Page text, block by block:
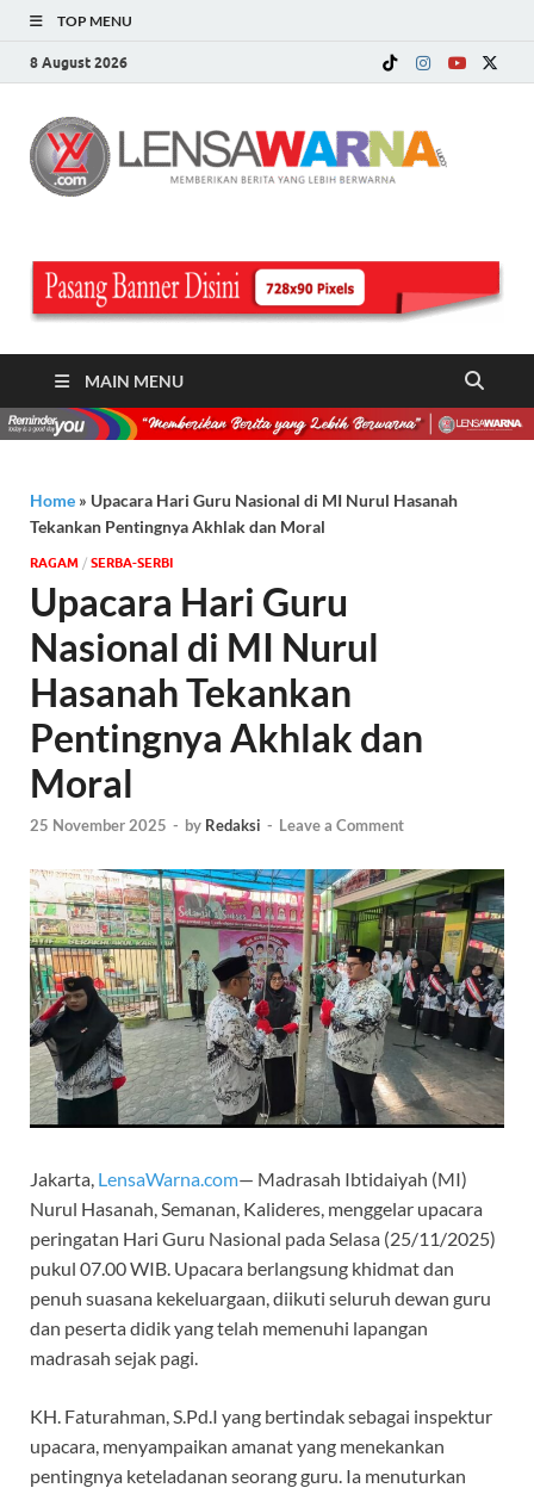
TOP MENU
8 August 2026
MAIN MENU
Home » Upacara Hari Guru Nasional di MI Nurul Hasanah
Tekankan Pentingnya Akhlak dan Moral
‎RAGAM / SERBA-SERBI
Upacara Hari Guru
Nasional di MI Nurul
Hasanah Tekankan
Pentingnya Akhlak dan
Moral
25 November 2025 - by Redaksi - Leave a Comment
Jakarta, LensaWarna.com— Madrasah Ibtidaiyah (MI)
Nurul Hasanah, Semanan, Kalideres, menggelar upacara
peringatan Hari Guru Nasional pada Selasa (25/11/2025)
pukul 07.00 WIB. Upacara berlangsung khidmat dan
penuh suasana kekeluargaan, diikuti seluruh dewan guru
dan peserta didik yang telah memenuhi lapangan
madrasah sejak pagi.
KH. Faturahman, S.Pd.I yang bertindak sebagai inspektur
upacara, menyampaikan amanat yang menekankan
pentingnya keteladanan seorang guru. Ia menuturkan